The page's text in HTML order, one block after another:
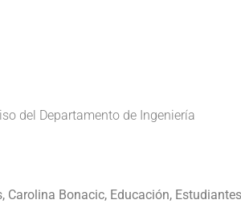
del Departamento de Ingeniería
, Carolina Bonacic, Educación, Estudiantes